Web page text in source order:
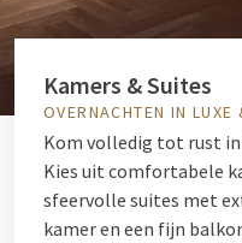
Kamers & Suites
OVERNACHTEN IN LUXE
Kom volledig tot rust
Kies uit comfortabele
sfeervolle suites met
kamer en een fijn